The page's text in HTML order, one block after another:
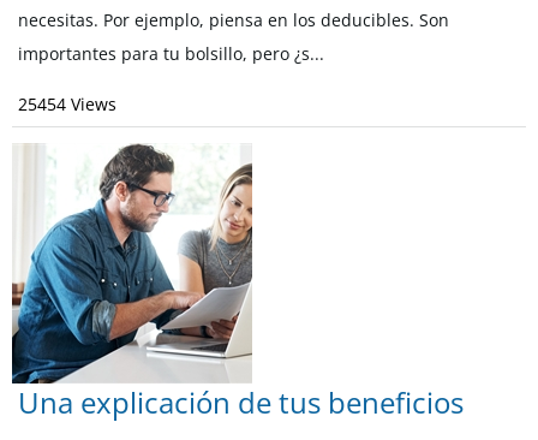
necesitas. Por ejemplo, piensa en los deducibles. Son
importantes para tu bolsillo, pero ¿s...
25454 Views
Una explicación de tus beneficios